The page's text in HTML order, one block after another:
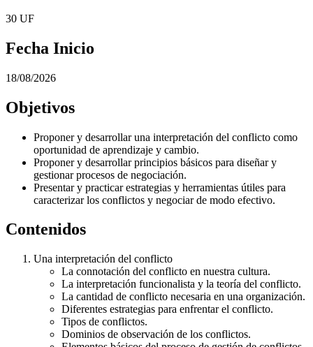
30 UF
Fecha Inicio
18/08/2026
Objetivos
Proponer y desarrollar una interpretación del conflicto como
oportunidad de aprendizaje y cambio.
Proponer y desarrollar principios básicos para diseñar y
gestionar procesos de negociación.
Presentar y practicar estrategias y herramientas útiles para
caracterizar los conflictos y negociar de modo efectivo.
Contenidos
Una interpretación del conflicto
La connotación del conflicto en nuestra cultura.
La interpretación funcionalista y la teoría del conflicto.
La cantidad de conflicto necesaria en una organización.
Diferentes estrategias para enfrentar el conflicto.
Tipos de conflictos.
Dominios de observación de los conflictos.